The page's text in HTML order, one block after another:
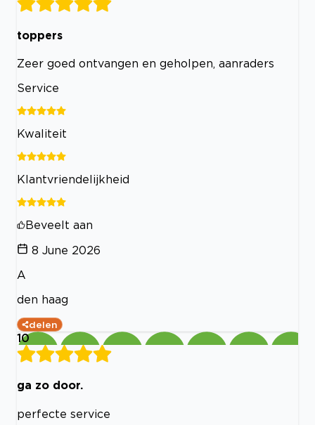
toppers
Zeer goed ontvangen en geholpen, aanraders
Service
Kwaliteit
Klantvriendelijkheid
Beveelt aan
8 June 2026
A
den haag
delen
10
ga zo door.
perfecte service